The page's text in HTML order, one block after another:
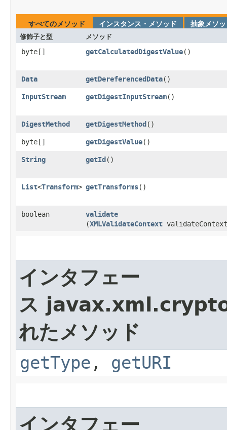
すべてのメソッド インスタンス・メソッド 抽象メソ
修飾子と型 メソッド
byte[] getCalculatedDigestValue()
Data getDereferencedData()
InputStream getDigestInputStream()
DigestMethod getDigestMethod ()
byte[] getDigestValue()
String getId ()
List<Transform> getTransforms()
boolean validate
(XMLValidateContext
インタフェー
ス
れたメソッド
getType, getURI
インタフェー